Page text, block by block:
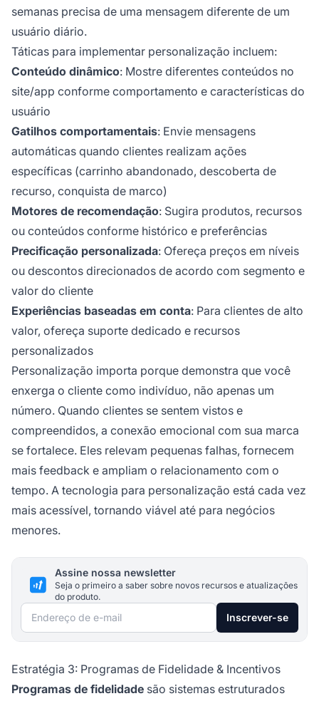
semanas precisa de uma mensagem diferente de um
usuário diário.
Táticas para implementar personalização incluem:
Conteúdo dinâmico: Mostre diferentes conteúdos no
site/app conforme comportamento e características do
usuário
Gatilhos comportamentais: Envie mensagens
automáticas quando clientes realizam ações
específicas (carrinho abandonado, descoberta de
recurso, conquista de marco)
Motores de recomendação: Sugira produtos, recursos
ou conteúdos conforme histórico e preferências
Precificação personalizada: Ofereça preços em níveis
ou descontos direcionados de acordo com segmento e
valor do cliente
Experiências baseadas em conta: Para clientes de alto
valor, ofereça suporte dedicado e recursos
personalizados
Personalização importa porque demonstra que você
enxerga o cliente como indivíduo, não apenas um
número. Quando clientes se sentem vistos e
compreendidos, a conexão emocional com sua marca
se fortalece. Eles relevam pequenas falhas, fornecem
mais feedback e ampliam o relacionamento com o
tempo. A tecnologia para personalização está cada vez
mais acessível, tornando viável até para negócios
menores.
Assine nossa newsletter
Seja o primeiro a saber sobre novos recursos e atualizações
do produto.
Endereço de e-mail Inscrever-se
Estratégia 3: Programas de Fidelidade & Incentivos
Programas de fidelidade são sistemas estruturados